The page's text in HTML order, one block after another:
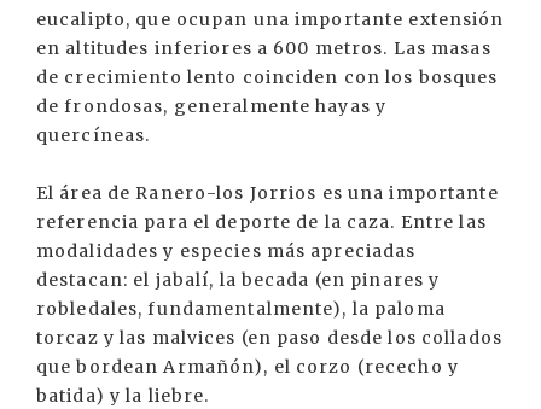
eucalipto, que ocupan una importante extensión
en altitudes inferiores a 600 metros. Las masas
de crecimiento lento coinciden con los bosques
de frondosas, generalmente hayas y
quercíneas.
El área de Ranero-los Jorrios es una importante
referencia para el deporte de la caza. Entre las
modalidades y especies más apreciadas
destacan: el jabalí, la becada (en pinares y
robledales, fundamentalmente), la paloma
torcaz y las malvices (en paso desde los collados
que bordean Armañón), el corzo (rececho y
batida) y la liebre.